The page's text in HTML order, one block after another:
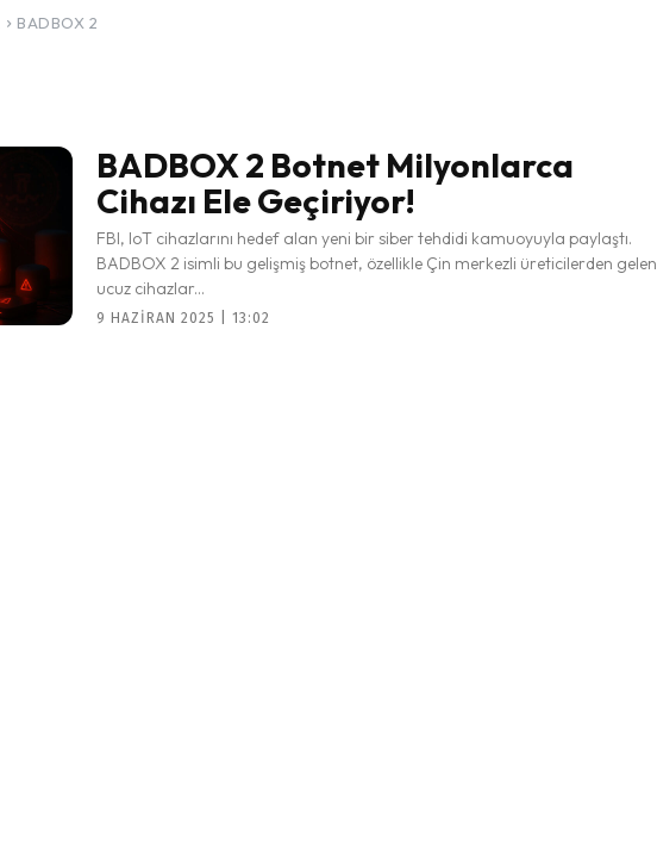
BADBOX 2
BADBOX 2 Botnet Milyonlarca
Cihazı Ele Geçiriyor!
FBI, IoT cihazlarını hedef alan yeni bir siber tehdidi kamuoyuyla paylaştı.
BADBOX 2 isimli bu gelişmiş botnet, özellikle Çin merkezli üreticilerden gelen
ucuz cihazlar...
9 HAZIRAN 2025 | 13:02